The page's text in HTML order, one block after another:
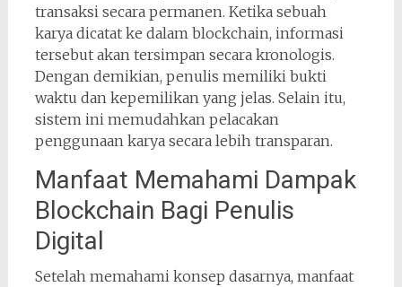
transaksi secara permanen. Ketika sebuah
karya dicatat ke dalam blockchain, informasi
tersebut akan tersimpan secara kronologis.
Dengan demikian, penulis memiliki bukti
waktu dan kepemilikan yang jelas. Selain itu,
sistem ini memudahkan pelacakan
penggunaan karya secara lebih transparan.
Manfaat Memahami Dampak
Blockchain Bagi Penulis
Digital
Setelah memahami konsep dasarnya, manfaat